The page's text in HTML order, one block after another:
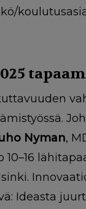
Nyman,
10–16
Ideasta